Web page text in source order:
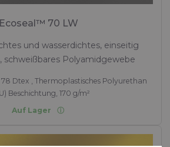
Ecoseal™ 70 LW
und wasserdichtes, einseitig
schweißbares Polyamidgewebe
Dtex , Thermoplastisches Polyurethan
Beschichtung, 170 g/m²
Auf Lager